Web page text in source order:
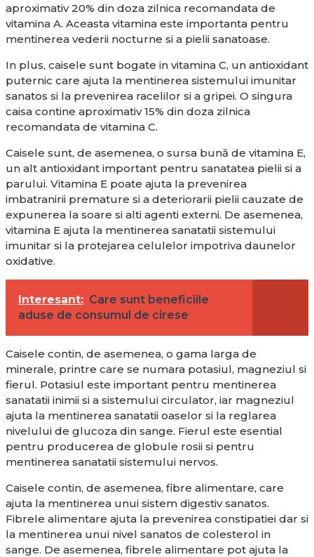
aproximativ 20% din doza zilnica recomandata de
vitamina A. Aceasta vitamina este importanta pentru
mentinerea vederii nocturne si a pielii sanatoase.
In plus, caisele sunt bogate in vitamina C, un antioxidant
puternic care ajuta la mentinerea sistemului imunitar
sanatos si la prevenirea racelilor si a gripei. O singura
caisa contine aproximativ 15% din doza zilnica
recomandata de vitamina C.
Caisele sunt, de asemenea, o sursa bună de vitamina E,
un alt antioxidant important pentru sanatatea pielii si a
parului. Vitamina E poate ajuta la prevenirea
imbatranirii premature si a deteriorarii pielii cauzate de
expunerea la soare si alti agenti externi. De asemenea,
vitamina E ajuta la mentinerea sanatatii sistemului
imunitar si la protejarea celulelor impotriva daunelor
oxidative.
Interesant: Care sunt beneficiile
aduse de consumul de cirese
Caisele contin, de asemenea, o gama larga de
minerale, printre care se numara potasiul, magneziul si
fierul. Potasiul este important pentru mentinerea
sanatatii inimii si a sistemului circulator, iar magneziul
ajuta la mentinerea sanatatii oaselor si la reglarea
nivelului de glucoza din sange. Fierul este esential
pentru producerea de globule rosii si pentru
mentinerea sanatatii sistemului nervos.
Caisele contin, de asemenea, fibre alimentare, care
ajuta la mentinerea unui sistem digestiv sanatos.
Fibrele alimentare ajuta la prevenirea constipatiei dar si
la mentinerea unui nivel sanatos de colesterol in
sange. De asemenea, fibrele alimentare pot ajuta la